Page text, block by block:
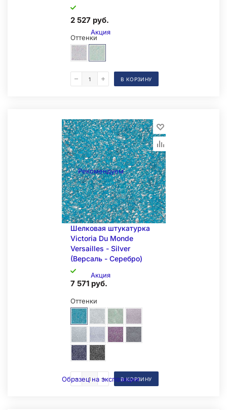
Акция
Образец на экспозиции
Складская позиция
2 527 руб.
Оттенки
В КОРЗИНУ
Рекомендуем
Акция
Образец на экспозиции
Шелковая штукатурка
Victoria Du Monde
Versailles - Silver
(Версаль - Серебро)
7 571 руб.
Оттенки
В КОРЗИНУ